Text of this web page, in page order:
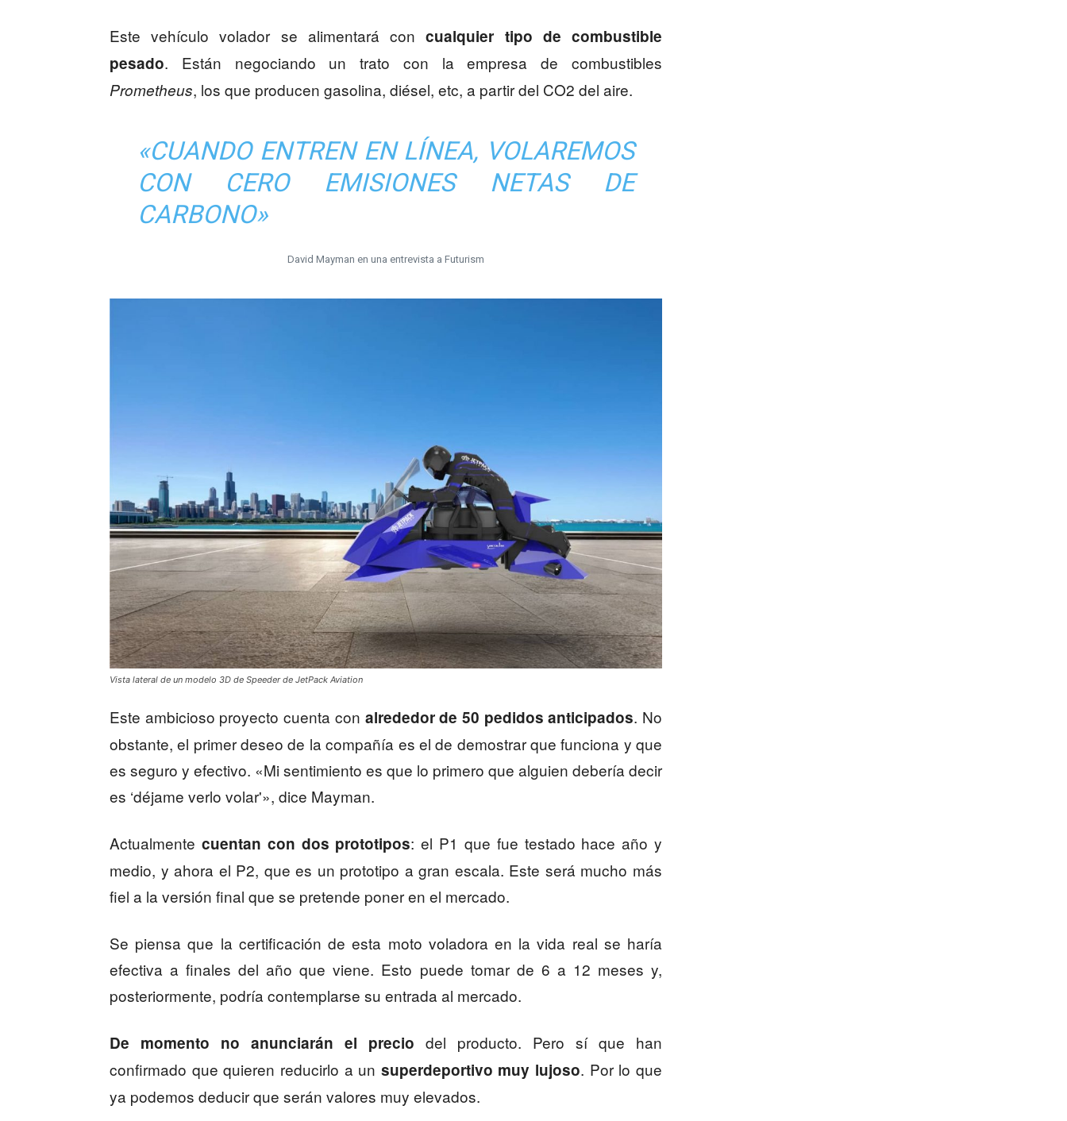
Este vehículo volador se alimentará concualquier tipo de combustible
pesado. Están negociando un trato con la empresa de combustibles
Prometheus, los que producen gasolina, diésel, etc, a partir del CO2 del aire.
«CUANDO ENTREN EN LÍNEA, VOLAREMOS
CON CERO EMISIONES NETAS DE
CARBONO»
David Mayman en una entrevista a Futurism
Vista lateral de un modelo 3D de Speeder de JetPack Aviation
Este ambicioso proyecto cuenta con alrededor de 50 pedidos anticipados. No
obstante, el primer deseo de la compañía es el de demostrar que funciona y que
es seguro y efectivo. «Mi sentimiento es que lo primero que alguien debería decir
es ‘déjame verlo volar'», dice Mayman.
Actualmente cuentan con dos prototipos: el P1 que fue testado hace año y
medio, y ahora el P2, que es un prototipo a gran escala. Este será mucho más
fiel a la versión final que se pretende poner en el mercado.
Se piensa que la certificación de esta moto voladora en la vida real se haría
efectiva a finales del año que viene. Esto puede tomar de 6 a 12 meses y,
posteriormente, podría contemplarse su entrada al mercado.
De momento no anunciarán el precio del producto. Pero sí que han
confirmado que quieren reducirlo a un superdeportivo muy lujoso. Por lo que
ya podemos deducir que serán valores muy elevados.